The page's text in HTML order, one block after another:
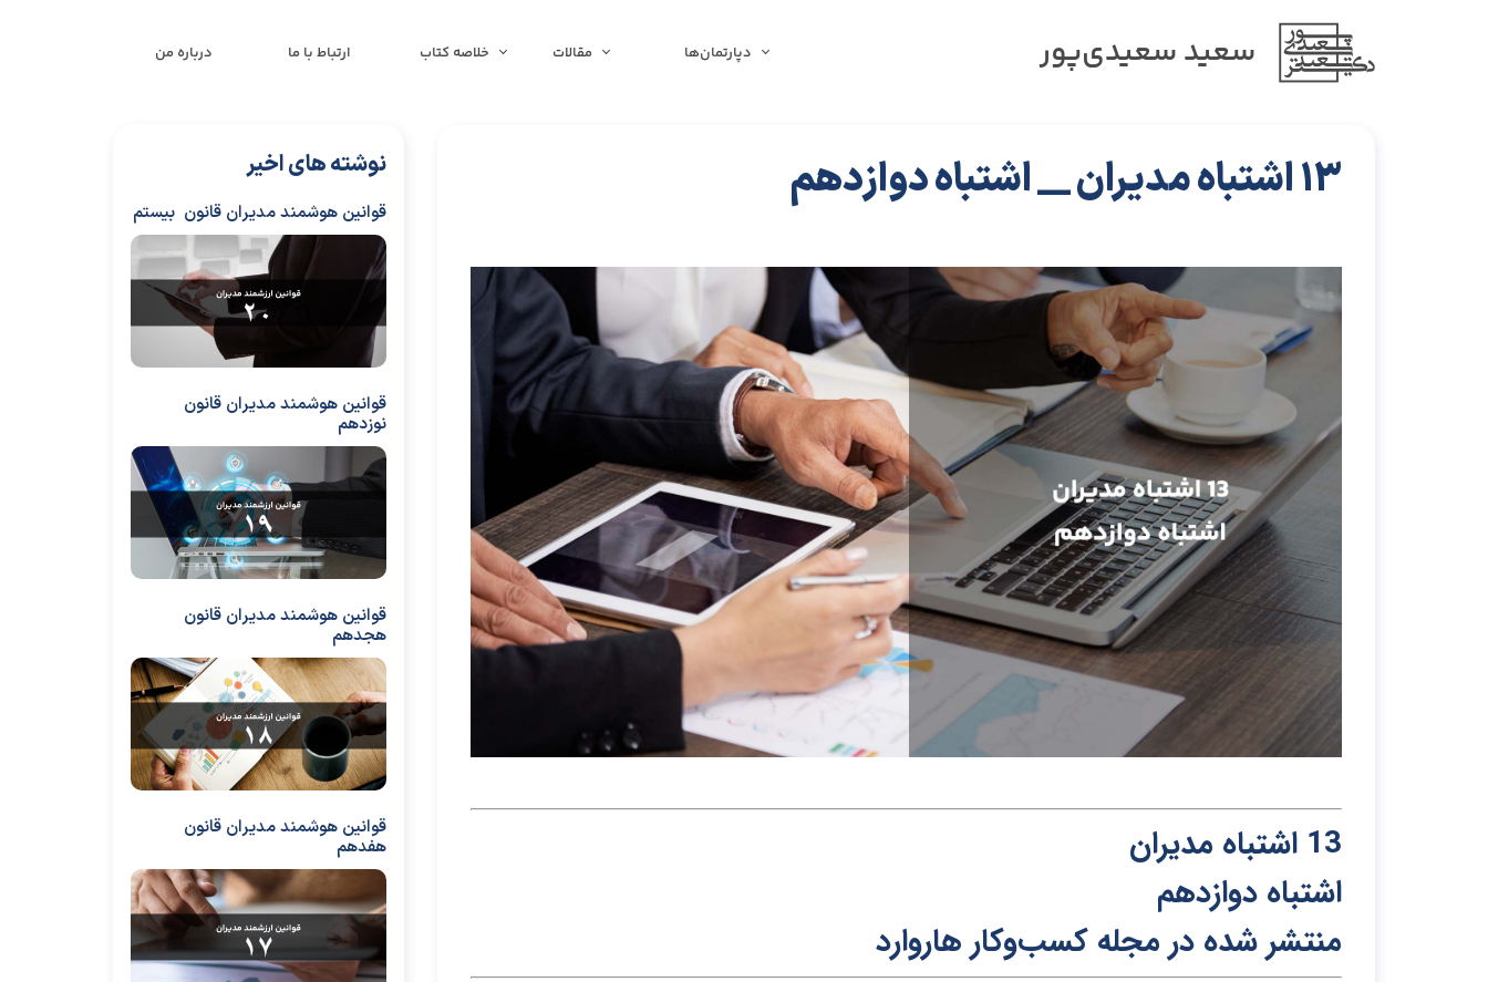
سعید سعیدی‌پور درباره من ارتباط با ما خلاصه کتاب مقالات دپارتمان‌ها
13 اشتباه مدیران __ اشتباه دوازدهم
13 ا شتباه مدیران
اشتباه دوازدهم
منتشر شده در مجله کسب‌و‌کار هاروارد
قوانین هوشمند مدیران قانون بیستم
قوانین هوشمند مدیران قانون
نوزدهم
قوانین هوشمند مدیران قانون
هجدهم
قوانین هوشمند مدیران قانون
هفدهم
نوشته های اخیر